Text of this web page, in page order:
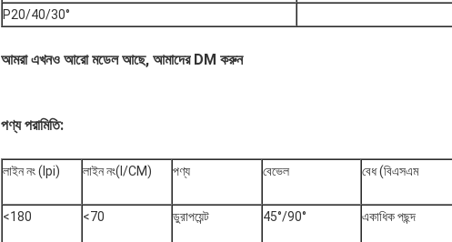
P20/40/30°
আমরা এখনও আরো মডেল আছে, আমাদের DM করুন
পণ্য পরামিতি:
লাইন নং (lpi) লাইন নং(I/CM) পণ্য বেভেল বেধ (বিএসএম
<180 <70 ডুরাপয়েন্ট 45°/90° একাধিক পছন্দ